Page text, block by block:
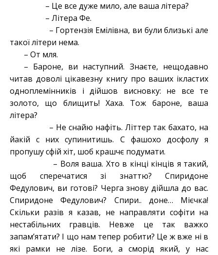
– Це все дуже мило, але ваша літера?
– Літера Фе.
– Гортензія Емілівна, ви були близькі але
такої літери нема.
– От мля.
– Бароне, ви наступний. Знаєте, нещодавно
читав доволі цікавезну книгу про ваших ікластих
одноплемінників і дійшов висновку: не все те
золото, що блищить! Хаха. Тож бароне, ваша
літера?
– Не снайю нафіть. Літтер так бахато, на
йакій с них супинитишь. С фашохо досфолу я
пропушу сфій хіт, шоб крашчє подумати.
– Воля ваша. Хто в кінці кінців я такий,
щоб сперечатися зі знаттю? Спиридоне
Федулович, ви готові? Черга знову дійшла до вас.
Спиридоне Федулович? Спири.. доне… Мієчка!
Скільки разів я казав, не направляти софіти на
нестабільних гравців. Невже це так важко
запам’ятати? І що нам тепер робити? Це ж вже ні в
які рамки не лізе. Боги, а сморід який, у нас